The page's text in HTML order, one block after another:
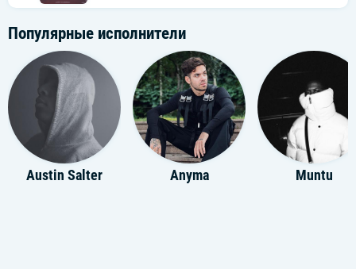
Популярные исполнители
Austin Salter Anyma Muntu